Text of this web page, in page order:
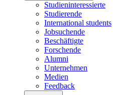
Studieninteressierte
Studierende
International students
Jobsuchende
Beschäftigte
Forschende
Alumni
Unternehmen
Medien
Feedback